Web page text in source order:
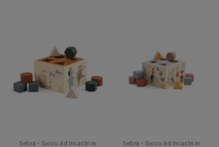
Sebra - Gioco Ad Incastri In
Sebra - Gioco Ad Incastri In